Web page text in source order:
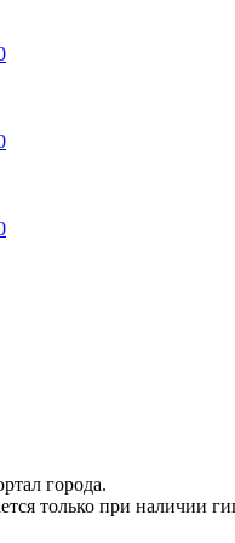
города.
только при наличии